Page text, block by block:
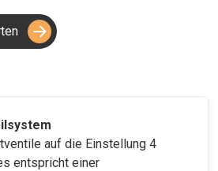
auf die Einstellung 4
entspricht einer